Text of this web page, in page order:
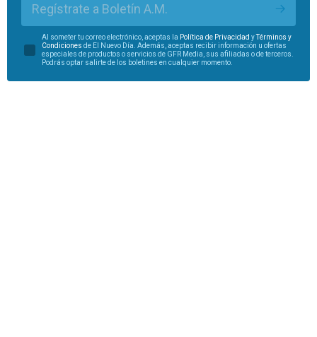
Regístrate a Boletín A.M.
Al someter tu correo electrónico, aceptas la Política de Privacidad yTérminos y
Condiciones de El Nuevo Día. Además, aceptas recibir información u ofertas
especiales de productos o servicios de GFR Media, sus afiliadas o de terceros.
Podrás optar salirte de los boletines en cualquier momento.